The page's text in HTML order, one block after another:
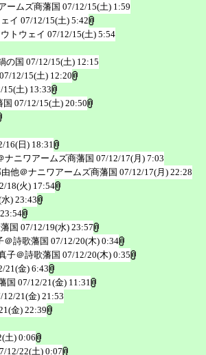
ームズ商藩国 07/12/15(土) 1:59
イ 07/12/15(土) 5:42
トウェイ 07/12/15(土) 5:54
の国 07/12/15(土) 12:15
07/12/15(土) 12:20
15(土) 13:33
国 07/12/15(土) 20:50
16(日) 18:31
ニワアームズ商藩国 07/12/17(月) 7:03
他＠ナニワアームズ商藩国 07/12/17(月) 22:28
18(火) 17:54
) 23:43
国 07/12/19(水) 23:57
＠詩歌藩国 07/12/20(木) 0:34
子＠詩歌藩国 07/12/20(木) 0:35
21(金) 6:43
国 07/12/21(金) 11:31
12/21(金) 21:53
金) 22:39
土) 0:06
12/22(土) 0:07